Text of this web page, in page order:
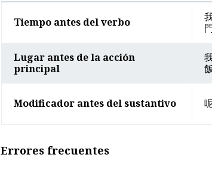
Tiempo antes del verbo
Lugar antes de la acción
principal
Modificador antes del sustantivo
Errores frecuentes